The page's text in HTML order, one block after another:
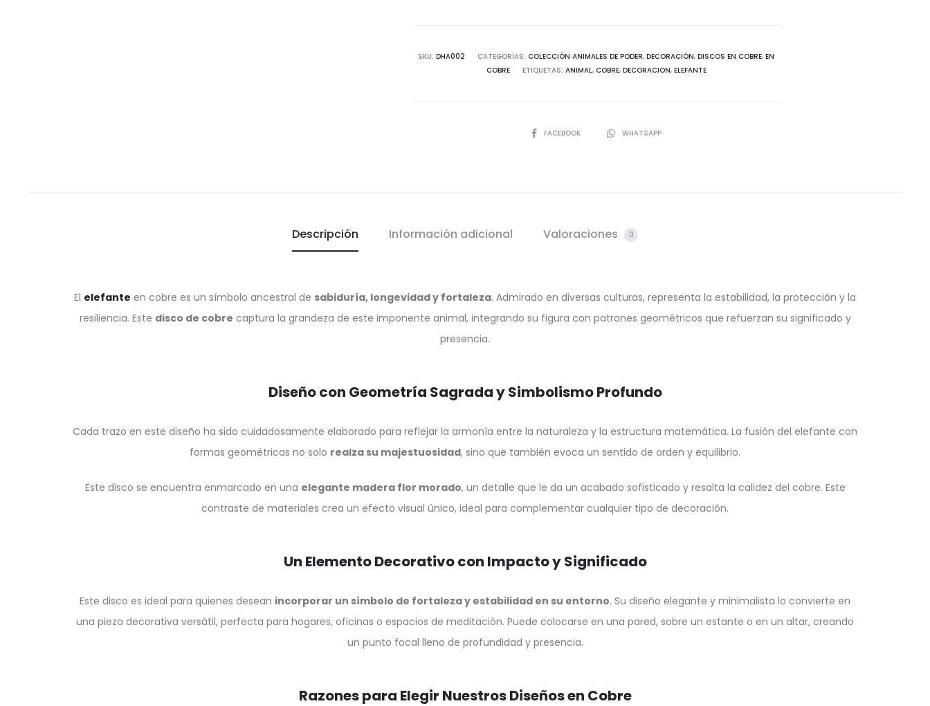
SKU:DHA002 CATEGORÍAS:COLECCIÓN ANIMALES DE PODER,DECORACIÓN,DISCOS EN COBRE,EN
COBRE
ETIQUETAS: ANIMAL, COBRE, DECORACION, ELEFANTE
SHAREFACEBOOK WHATSAPP
Descripción Información adicional Valoraciones 0
El elefante en cobre es un símbolo ancestral de sabiduría, longevidad y fortaleza. Admirado en diversas culturas, representa la estabilidad, la protección y la
resiliencia. Este disco de cobre captura la grandeza de este imponente animal, integrando su figura con patrones geométricos que refuerzan su significado y
presencia.
Diseño con Geometría Sagrada y Simbolismo Profundo
Cada trazo en este diseño ha sido cuidadosamente elaborado para reflejar la armonía entre la naturaleza y la estructura matemática. La fusión del elefante con
formas geométricas no solo realza su majestuosidad, sino que también evoca un sentido de orden y equilibrio.
Este disco se encuentra enmarcado en una elegante madera flor morado, un detalle que le da un acabado sofisticado y resalta la calidez del cobre. Este
contraste de materiales crea un efecto visual único, ideal para complementar cualquier tipo de decoración.
Un Elemento Decorativo con Impacto y Significado
Este disco es ideal para quienes desean incorporar un símbolo de fortaleza y estabilidad en su entorno. Su diseño elegante y minimalista lo convierte en
una pieza decorativa versátil, perfecta para hogares, oficinas o espacios de meditación. Puede colocarse en una pared, sobre un estante o en un altar, creando
un punto focal lleno de profundidad y presencia.
Razones para Elegir Nuestros Diseños en Cobre